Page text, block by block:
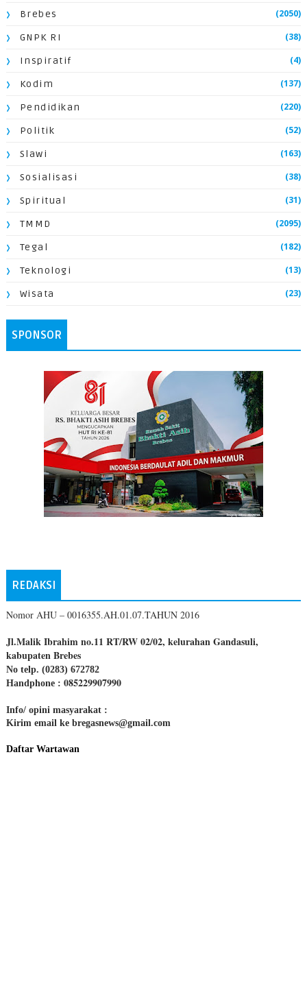
Brebes (2050)
GNPK RI (38)
Inspiratif (4)
Kodim (137)
Pendidikan (220)
Politik (52)
Slawi (163)
Sosialisasi (38)
Spiritual (31)
TMMD (2095)
Tegal (182)
Teknologi (13)
Wisata (23)
SPONSOR
REDAKSI
Nomor AHU – 0016355.AH.01.07.TAHUN 2016
Jl.Malik Ibrahim no.11 RT/RW 02/02, kelurahan Gandasuli,
kabupaten Brebes
No telp. (0283) 672782
Handphone : 085229907990
Info/ opini masyarakat :
Kirim email ke bregasnews@gmail.com
Daftar Wartawan